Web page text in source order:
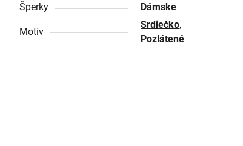
Šperky
Dámske
Motív
Srdiečko,
Pozlátené